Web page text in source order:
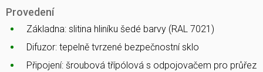
Provedení
Základna: slitina hliníku šedé barvy (RAL 7021)
Difuzor: tepelně tvrzené bezpečnostní sklo
Připojení: šroubová třípólová s odpojovačem pro průřez